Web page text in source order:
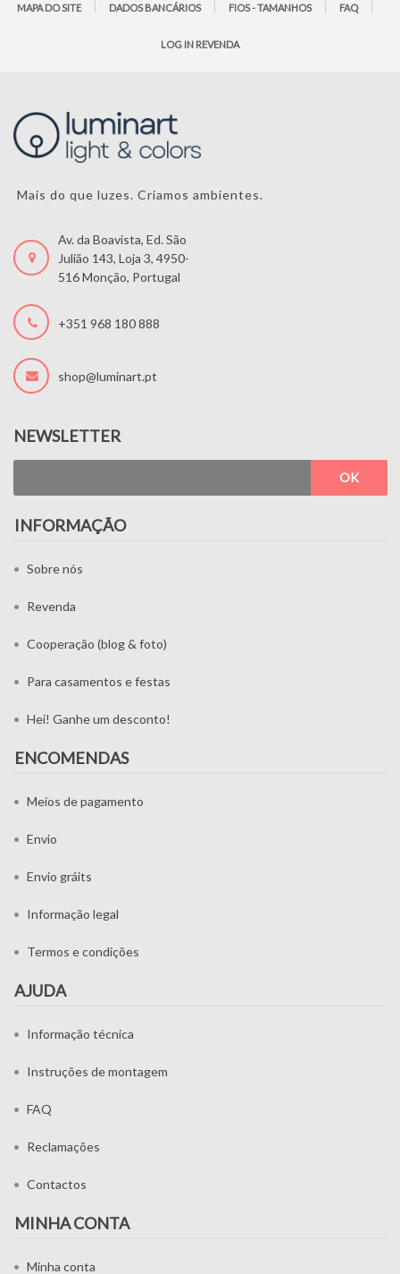
MAPA DO SITE DADOS BANCÁRIOS FIOS - TAMANHOS FAQ
LOG IN REVENDA
Mais do que luzes. Criamos ambientes.
Av. da Boavista, Ed. São
Julião 143, Loja 3, 4950-
516 Monção, Portugal
+351 968 180 888
shop@luminart.pt
NEWSLETTER
OK
INFORMAÇÃO
Sobre nós
Revenda
Cooperação (blog & foto)
Para casamentos e festas
Hei! Ganhe um desconto!
ENCOMENDAS
Meios de pagamento
Envio
Envio gráits
Informação legal
Termos e condições
AJUDA
Informação técnica
Instruções de montagem
FAQ
Reclamações
Contactos
MINHA CONTA
Minha conta